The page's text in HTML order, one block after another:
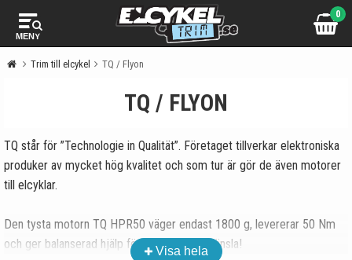
MENY
0
Trim till elcykel TQ / Flyon
TQ / FLYON
TQ står för ”Technologie in Qualität”. Företaget tillverkar elektroniska
produker av mycket hög kvalitet och som tur är gör de även motorer
till elcyklar.
Den tysta motorn TQ HPR50 väger endast 1800 g, levererar 50 Nm
och ger balanserad hjälp för optimal cykelkänsla!
Visa hela